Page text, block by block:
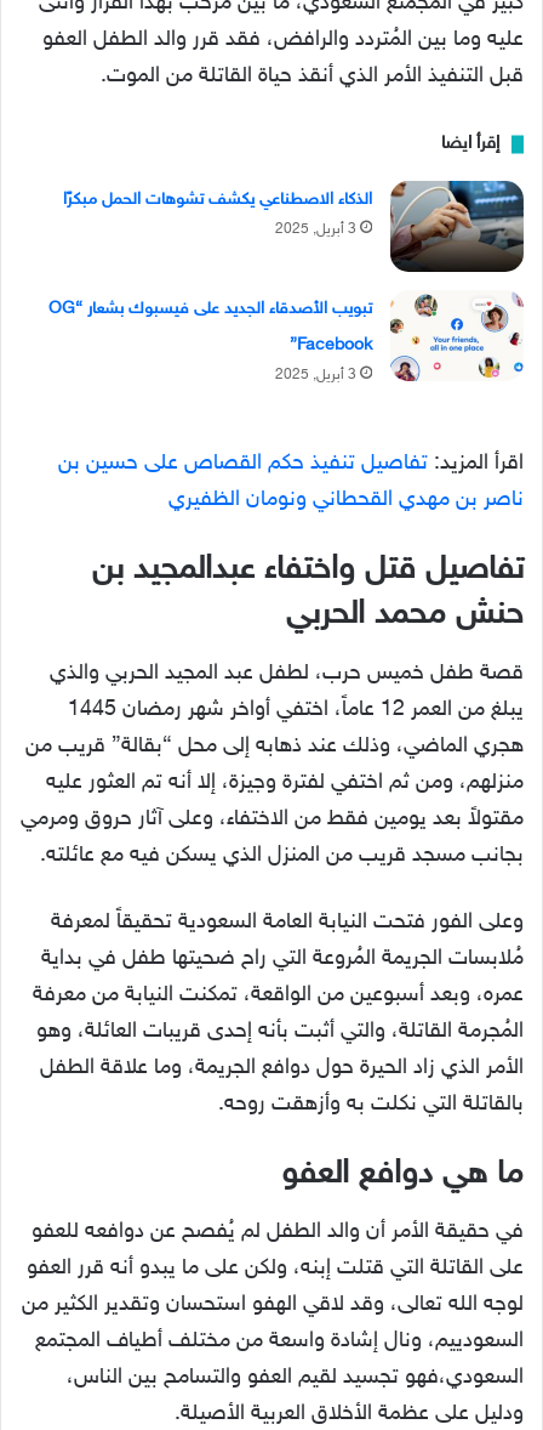
عليه وما بين المُتردد والرافض، فقد قرر والد الطفل العفو
قبل التنفيذ الأمر الذي أنقذ حياة القاتلة من الموت.
إقرأ ايضا
الذكاء الاصطناعي يكشف تشوهات الحمل مبكرًا
3 أبريل, 2025
تبويب الأصدقاء الجديد على فيسبوك بشعار “OG
Facebook”
3 أبريل, 2025
اقرأ المزيد: تفاصيل تنفيذ حكم القصاص على حسين بن
ناصر بن مهدي القحطاني ونومان الظفيري
تفاصيل قتل واختفاء عبدالمجيد بن
حنش محمد الحربي
قصة طفل خميس حرب، لطفل عبد المجيد الحربي والذي
يبلغ من العمر 12 عاماً، اختفي أواخر شهر رمضان 1445
هجري الماضي، وذلك عند ذهابه إلى محل “بقالة” قريب من
منزلهم، ومن ثم اختفي لفترة وجيزة، إلا أنه تم العثور عليه
مقتولاً بعد يومين فقط من الاختفاء، وعلى آثار حروق ومرمي
بجانب مسجد قريب من المنزل الذي يسكن فيه مع عائلته.
وعلى الفور فتحت النيابة العامة السعودية تحقيقاً لمعرفة
مُلابسات الجريمة المُروعة التي راح ضحيتها طفل في بداية
عمره، وبعد أسبوعين من الواقعة، تمكنت النيابة من معرفة
المُجرمة القاتلة، والتي أثبت بأنه إحدى قريبات العائلة، وهو
الأمر الذي زاد الحيرة حول دوافع الجريمة، وما علاقة الطفل
بالقاتلة التي نكلت به وأزهقت روحه.
ما هي دوافع العفو
في حقيقة الأمر أن والد الطفل لم يُفصح عن دوافعه للعفو
على القاتلة التي قتلت إبنه، ولكن على ما يبدو أنه قرر العفو
لوجه الله تعالى، وقد لاقي الهفو استحسان وتقدير الكثير من
السعودييم، ونال إشادة واسعة من مختلف أطياف المجتمع
السعودي،فهو تجسيد لقيم العفو والتسامح بين الناس،
ودليل على عظمة الأخلاق العربية الأصيلة.